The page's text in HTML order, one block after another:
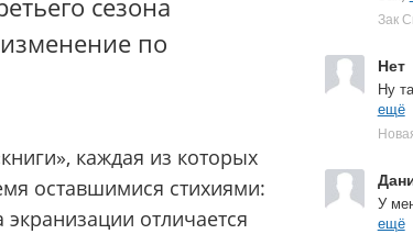
Нет
Ну
ещё
У
ещё
сезона
по
каждая из которых
оставшимися стихиями:
отличается